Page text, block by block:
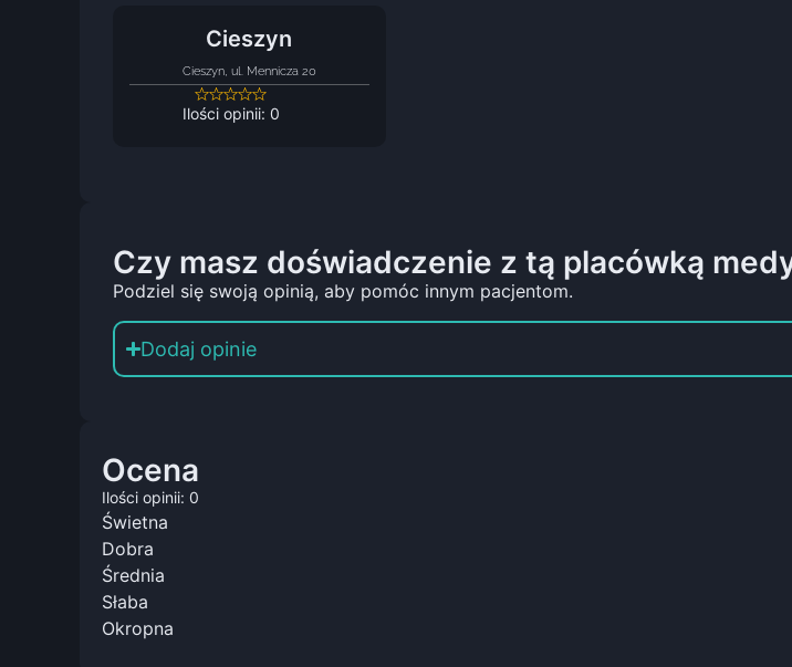
Cieszyn
Cieszyn, ul. Mennicza 20
Ilości opinii: 0
Czy masz doświadczenie z tą placówką
Podziel się swoją opinią, aby pomóc innym pacjentom.
Dodaj opinie
Ocena
Ilości opinii: 0
Świetna
Dobra
Średnia
Słaba
Okropna